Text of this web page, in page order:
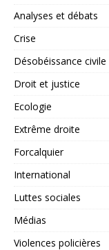
Analyses et débats
Crise
Désobéissance civile
Droit et justice
Ecologie
Extrême droite
Forcalquier
International
Luttes sociales
Médias
Violences policières